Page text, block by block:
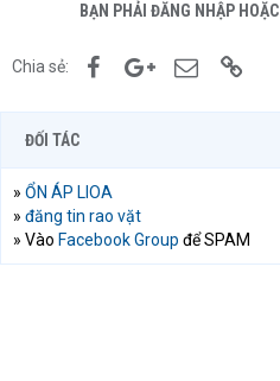
BẠN PHẢI ĐĂNG NHẬP
Chia sẻ: FacebookGoogle+Email
ĐỐI TÁC
» ỔN ÁP LIOA
» đăng tin rao vặt
» Vào Facebook Group để SPAM